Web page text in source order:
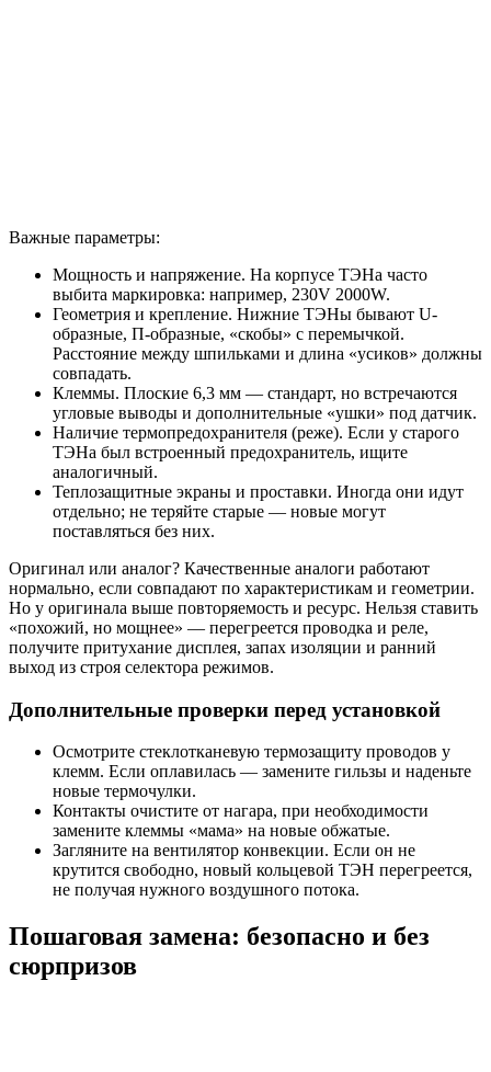
Важные параметры:
Мощность и напряжение. На корпусе ТЭНа часто
выбита маркировка: например, 230V 2000W.
Геометрия и крепление. Нижние ТЭНы бывают U-
образные, П-образные, «скобы» с перемычкой.
Расстояние между шпильками и длина «усиков» должны
совпадать.
Клеммы. Плоские 6,3 мм — стандарт, но встречаются
угловые выводы и дополнительные «ушки» под датчик.
Наличие термопредохранителя (реже). Если у старого
ТЭНа был встроенный предохранитель, ищите
аналогичный.
Теплозащитные экраны и проставки. Иногда они идут
отдельно; не теряйте старые — новые могут
поставляться без них.
Оригинал или аналог? Качественные аналоги работают
нормально, если совпадают по характеристикам и геометрии.
Но у оригинала выше повторяемость и ресурс. Нельзя ставить
«похожий, но мощнее» — перегреется проводка и реле,
получите притухание дисплея, запах изоляции и ранний
выход из строя селектора режимов.
Дополнительные проверки перед установкой
Осмотрите стеклотканевую термозащиту проводов у
клемм. Если оплавилась — замените гильзы и наденьте
новые термочулки.
Контакты очистите от нагара, при необходимости
замените клеммы «мама» на новые обжатые.
Загляните на вентилятор конвекции. Если он не
крутится свободно, новый кольцевой ТЭН перегреется,
не получая нужного воздушного потока.
Пошаговая замена: безопасно и без
сюрпризов